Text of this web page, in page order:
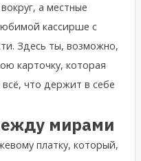
а местные
кассирше с
Здесь ты, возможно,
карточку, которая
что держит в себе
мирами
платку, который,